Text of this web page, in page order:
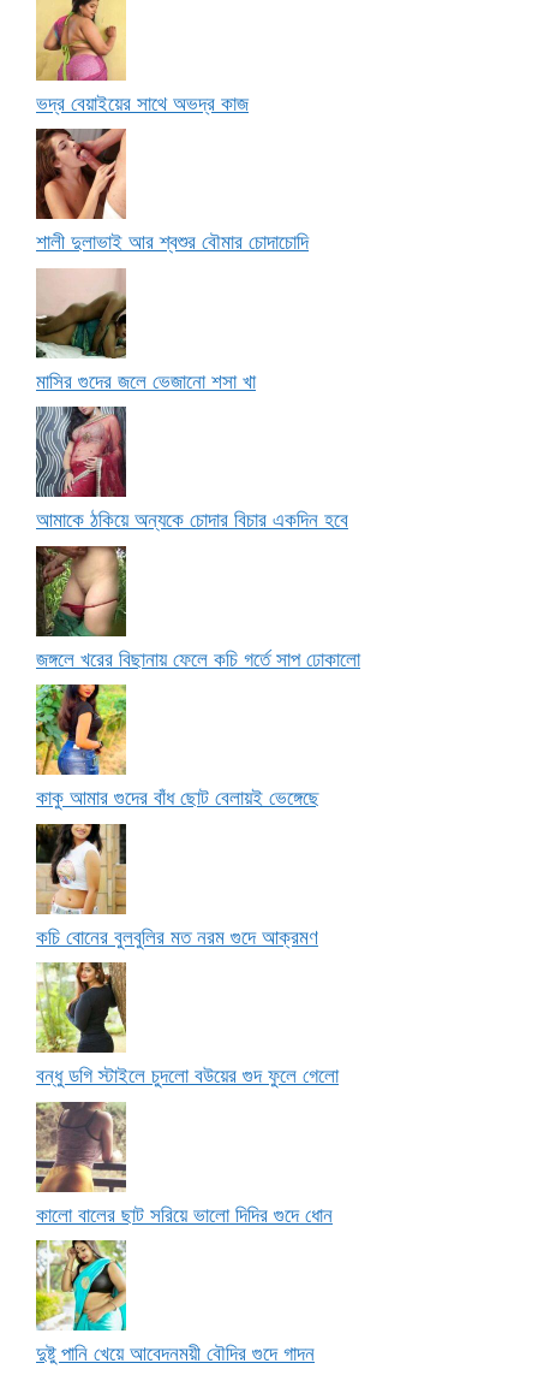
ভদ্র বেয়াইয়ের সাথে অভদ্র কাজ
শালী দুলাভাই আর শ্বশুর বৌমার চোদাচোদি
মাসির গুদের জলে ভেজানো শসা খা
আমাকে ঠকিয়ে অন্যকে চোদার বিচার একদিন হবে
জঙ্গলে খরের বিছানায় ফেলে কচি গর্তে সাপ ঢোকালো
কাকু আমার গুদের বাঁধ ছোট বেলায়ই ভেঙ্গেছে
কচি বোনের বুলবুলির মত নরম গুদে আক্রমণ
বন্ধু ডগি স্টাইলে চুদলো বউয়ের গুদ ফুলে গেলো
কালো বালের ছাট সরিয়ে ভালো দিদির গুদে ধোন
দুষ্টু পানি খেয়ে আবেদনময়ী বৌদির গুদে গাদন